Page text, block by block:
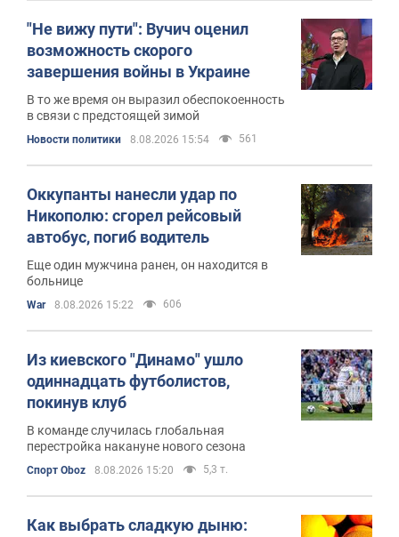
"Не вижу пути": Вучич оценил
возможность скорого
завершения войны в Украине
В то же время он выразил обеспокоенность
в связи с предстоящей зимой
Новости политики 8.08.2026 15:54 561
Оккупанты нанесли удар по
Никополю: сгорел рейсовый
автобус, погиб водитель
Еще один мужчина ранен, он находится в
больнице
War 8.08.2026 15:22 606
Из киевского "Динамо" ушло
одиннадцать футболистов,
покинув клуб
В команде случилась глобальная
перестройка накануне нового сезона
Спорт Oboz 8.08.2026 15:20 5,3 т.
Как выбрать сладкую дыню: